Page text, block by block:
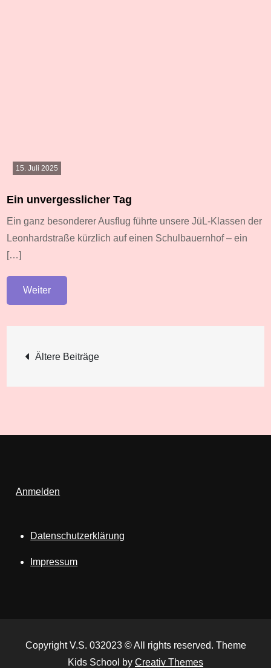
15. Juli 2025
Ein unvergesslicher Tag
Ein ganz besonderer Ausflug führte unsere JüL-Klassen der
Leonhardstraße kürzlich auf einen Schulbauernhof – ein
[…]
Weiter
Beitragsnavigation
Ältere Beiträge
Anmelden
Datenschutzerklärung
Impressum
Copyright V.S. 032023 © All rights reserved. Theme
Kids School by Creativ Themes